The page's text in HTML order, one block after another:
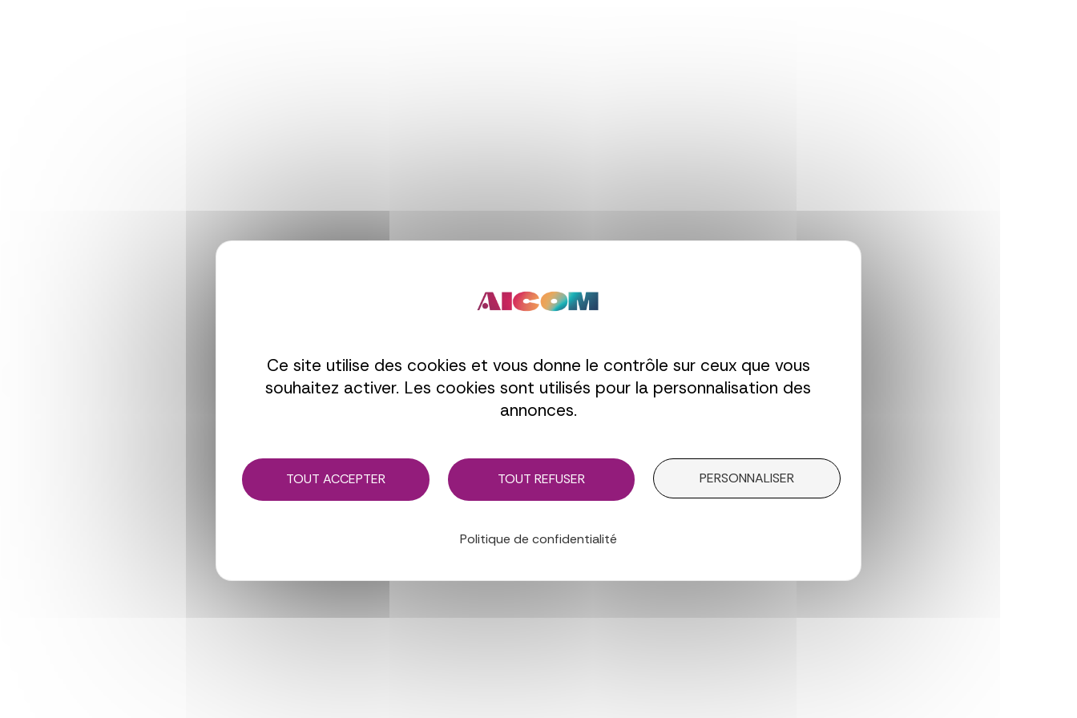
Ce site utilise des cookies et vous donne le contrôle sur ceux que vous
souhaitez activer. Les cookies sont utilisés pour la personnalisation des
annonces.
TOUT ACCEPTER TOUT REFUSER PERSONNALISER
Politique de confidentialité